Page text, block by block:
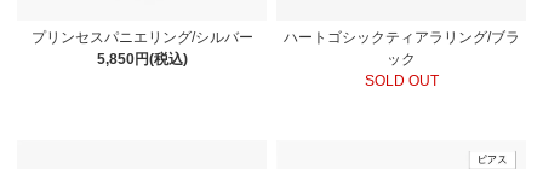
プリンセスパニエリング/シルバー
5,850円(税込)
ハートゴシックティアラリング/ブラ
ック
SOLD OUT